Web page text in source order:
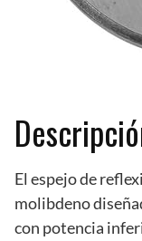
El espejo de
molibdeno
con potencia